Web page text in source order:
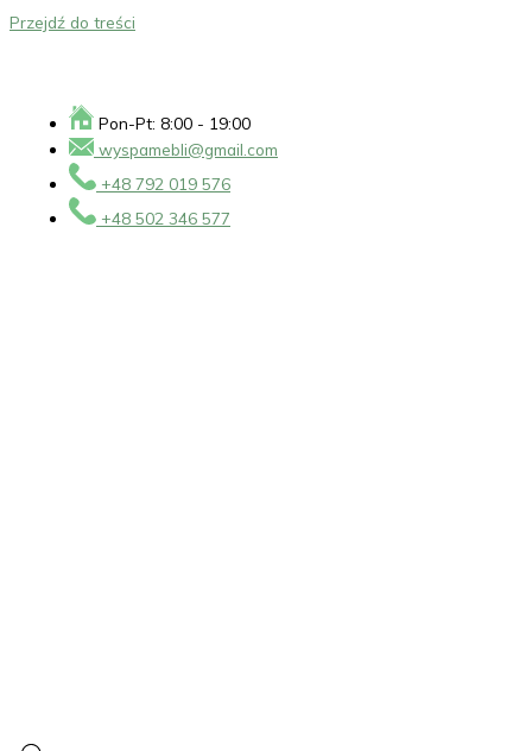
Przejdź do treści
Pon-Pt: 8:00 - 19:00
wyspamebli@gmail.com
+48 792 019 576
+48 502 346 577